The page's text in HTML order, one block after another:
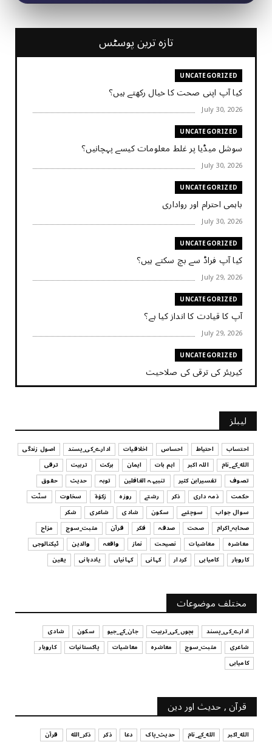
تازہ ترین پوسٹس
UNCATEGORIZED
کیا آپ اپنی صحت کا خیال رکھتے ہیں؟
July 30, 2026
UNCATEGORIZED
سوشل میڈیا پر غلط معلومات کیسے پہچانیں؟
July 30, 2026
UNCATEGORIZED
باہمی احترام اور رواداری
July 30, 2026
UNCATEGORIZED
کیا آپ فراڈ سے بچ سکتے ہیں؟
July 29, 2026
UNCATEGORIZED
آپ کا قیادت کا انداز کیا ہے؟
July 29, 2026
UNCATEGORIZED
کیریئر کی ترقی کی صلاحیت
July 29, 2026
UNCATEGORIZED
کیا آپ اپنے باس کو مؤثر طریقے سے منظم کر رہے ہیں
July 29, 2026
UNCATEGORIZED
اس وقت آپ کا موڈ کیسا ہے؟
July 29, 2026
UNCATEGORIZED
قرض لینے اور دینے میں ہوشیاری
July 29, 2026
آپ کا فیصلہ کرنے کا انداز
July 29, 2026
لیبلز
احتساب احتیاط احساس اخلاقیات ادارے_کی_پسند
اصول زندگی
الله_کے_نام
اللہ اکبر اہم بات ایمان برکت تربیت
ترقی
تصوف
تفسیرابن کثیر تنبیہہ الغافلین توبہ حدیث
حقوق
حکمت
ذمہ داری ذکر رشتے روزہ زکوٰۃ سخاوت
سنّت
سوال جواب
سوچئیے سکون شادی شاعری
شکر
صحابہ_اکرام
صحت صدقہ فکر قرآن مثبت_سوچ
مزاح
معاشرہ
معاشیات نصیحت نماز واقعہ والدین
ٹیکنالوجی
کاروبار
کامیابی کردار کہانی کہانیاں یاددہانی یقین
مختلف موضوعات
ادارے_کی_پسند بچوں_کی_تربیت جان_کے_جیو سکون
شادی
شاعری
مثبت_سوچ معاشرہ معاشیات پاکستانیات
کاروبار
کامیابی
قرآن , حدیث اور دین
الله_اکبر الله_کے_نام حدیث_پاک دعا ذکر ذکر_الله
قرآن